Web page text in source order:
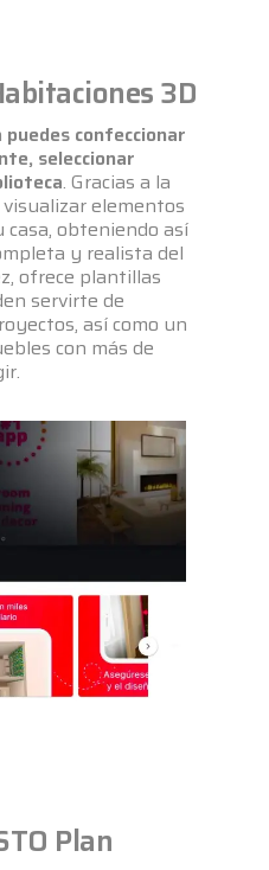
3D
puedes confeccionar
seleccionar
. Gracias a la
elementos
obteniendo así
y realista del
ofrece plantillas
servirte de
así como un
con más de
Plan